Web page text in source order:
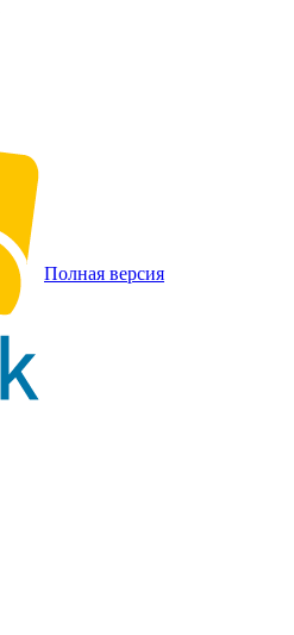
Полная версия